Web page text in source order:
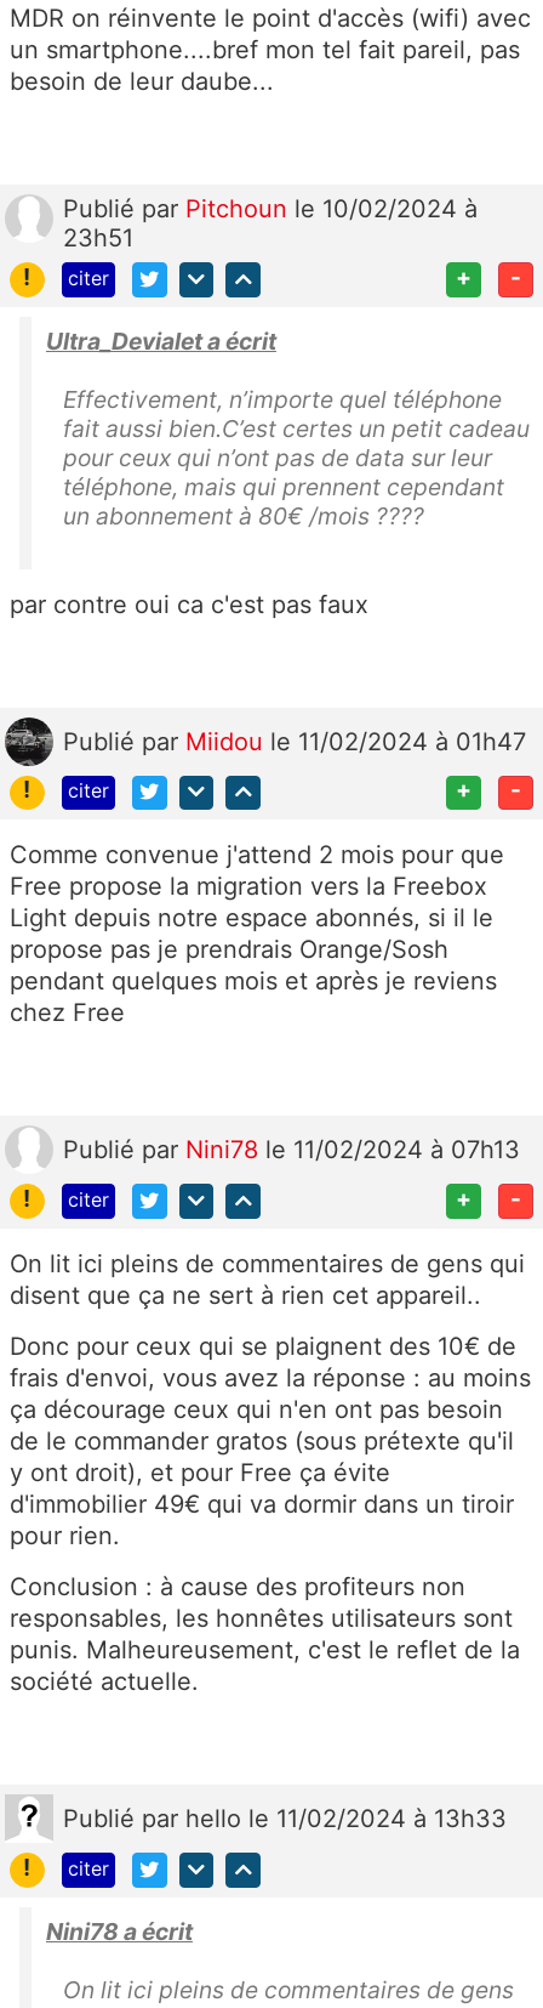
MDR on réinvente le point d'accès (wifi) avec
un smartphone....bref mon tel fait pareil, pas
besoin de leur daube...
Publié par Pitchoun le 10/02/2024 à
23h51
!
citer + -
Ultra_Devialet a écrit
Effectivement, n’importe quel téléphone
fait aussi bien.C’est certes un petit cadeau
pour ceux qui n’ont pas de data sur leur
téléphone, mais qui prennent cependant
un abonnement à 80€ /mois ????
par contre oui ca c'est pas faux
Publié par Miidou le 11/02/2024 à 01h47
!
citer + -
Comme convenue j'attend 2 mois pour que
Free propose la migration vers la Freebox
Light depuis notre espace abonnés, si il le
propose pas je prendrais Orange/Sosh
pendant quelques mois et après je reviens
chez Free
Publié par Nini78 le 11/02/2024 à 07h13
!
citer + -
On lit ici pleins de commentaires de gens qui
disent que ça ne sert à rien cet appareil..
Donc pour ceux qui se plaignent des 10€ de
frais d'envoi, vous avez la réponse : au moins
ça décourage ceux qui n'en ont pas besoin
de le commander gratos (sous prétexte qu'il
y ont droit), et pour Free ça évite
d'immobilier 49€ qui va dormir dans un tiroir
pour rien.
Conclusion : à cause des profiteurs non
responsables, les honnêtes utilisateurs sont
punis. Malheureusement, c'est le reflet de la
société actuelle.
Publié par hello le 11/02/2024 à 13h33
!
citer
Nini78 a écrit
On lit ici pleins de commentaires de gens